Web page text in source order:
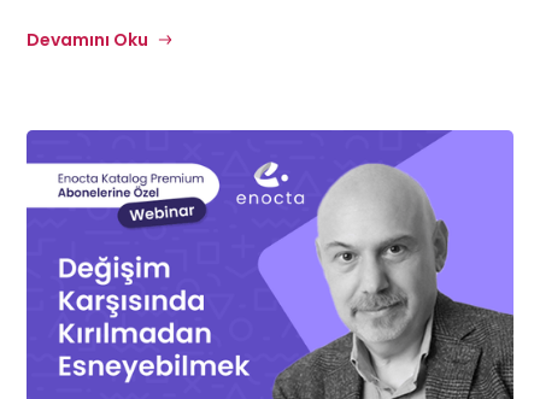
Devamını Oku